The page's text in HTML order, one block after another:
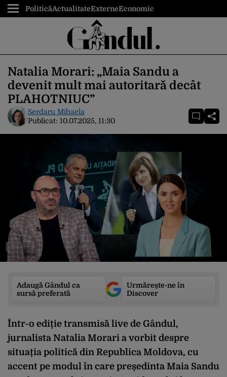
PoliticăActualitateExterneEconomic
Natalia Morari: „Maia Sandu a
devenit mult mai autoritară decât
PLAHOTNIUC”
Serdaru Mihaela
Publicat: 10.07.2025, 11:30
Adaugă Gândul ca
sursă preferată
Urmărește-ne în
Discover
Într-o ediție transmisă live de Gândul,
jurnalista Natalia Morari a vorbit despre
situația politică din Republica Moldova, cu
accent pe modul în care președinta Maia Sandu